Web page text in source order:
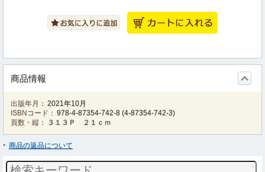
商品情報
出版年月： 2021年10月
ISBNコード： 978-4-87354-742-8 (4-87354-742-3)
頁数・縦：
３１３Ｐ ２１ｃｍ
商品の返品について